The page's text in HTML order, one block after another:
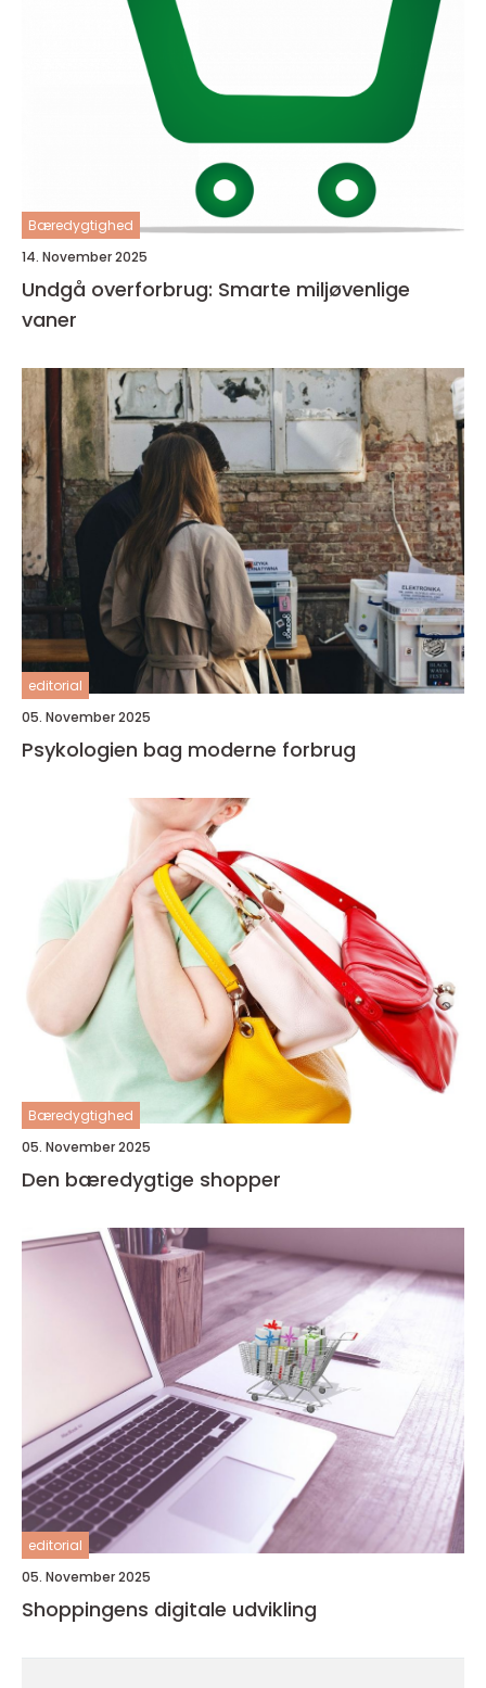
Bæredygtighed
14. November 2025
Undgå overforbrug: Smarte miljøvenlige
vaner
editorial
05. November 2025
Psykologien bag moderne forbrug
Bæredygtighed
05. November 2025
Den bæredygtige shopper
editorial
05. November 2025
Shoppingens digitale udvikling